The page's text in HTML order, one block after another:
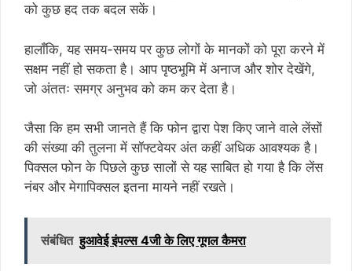
को कुछ हद तक बदल सकें।
हालाँकि, यह समय-समय पर कुछ लोगों के मानकों को पूरा करने में
सक्षम नहीं हो सकता है। आप पृष्ठभूमि में अनाज और शोर देखेंगे,
जो अंततः समग्र अनुभव को कम कर देता है।
जैसा कि हम सभी जानते हैं कि फोन द्वारा पेश किए जाने वाले लेंसों
की संख्या की तुलना में सॉफ्टवेयर अंत कहीं अधिक आवश्यक है।
पिक्सल फोन के पिछले कुछ सालों से यह साबित हो गया है कि लेंस
नंबर और मेगापिक्सल इतना मायने नहीं रखते।
संबंधित हुआवेई इंपल्स 4जी के लिए गूगल कैमरा